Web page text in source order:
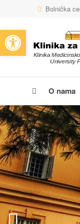
Open toolbar
Bolnička
O nama